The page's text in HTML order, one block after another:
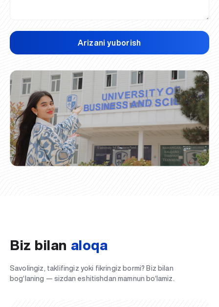
Arizani yuborish
Biz bilan aloqa
Savolingiz, taklifingiz yoki fikringiz bormi? Biz bilan
bog‘laning — sizdan eshitishdan mamnun bo‘lamiz.